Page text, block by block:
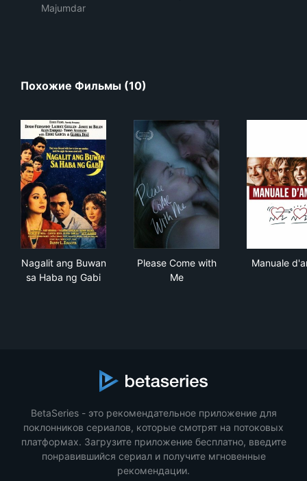
Majumdar
Похожие Фильмы (10)
Nagalit ang Buwan
sa Haba ng Gabi
Please Come with
Me
Manuale
BetaSeries - это рекомендательное приложение для
поклонников сериалов, которые смотрят на потоковых
платформах. Загрузите приложение бесплатно, введите
понравившийся сериал и получите мгновенные
рекомендации.